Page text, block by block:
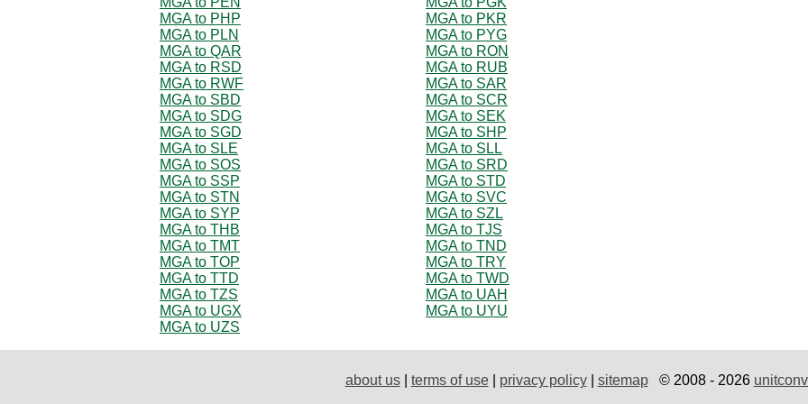
MGA to PHP
MGA to PKR
MGA to PLN
MGA to PYG
MGA to QAR
MGA to RON
MGA to RSD
MGA to RUB
MGA to RWF
MGA to SAR
MGA to SBD
MGA to SCR
MGA to SDG
MGA to SEK
MGA to SGD
MGA to SHP
MGA to SLE
MGA to SLL
MGA to SOS
MGA to SRD
MGA to SSP
MGA to STD
MGA to STN
MGA to SVC
MGA to SYP
MGA to SZL
MGA to THB
MGA to TJS
MGA to TMT
MGA to TND
MGA to TOP
MGA to TRY
MGA to TTD
MGA to TWD
MGA to TZS
MGA to UAH
MGA to UGX
MGA to UYU
MGA to UZS
about us| terms of use| privacy policy| sitemap© 2008 - 2026